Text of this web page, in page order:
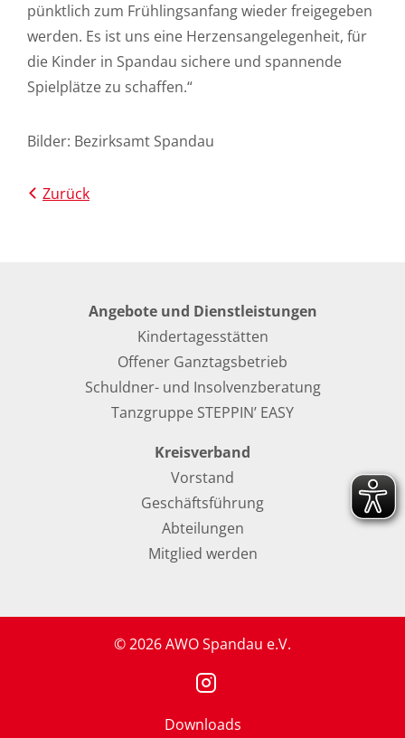
pünktlich zum Frühlingsanfang wieder freigegeben
werden. Es ist uns eine Herzensangelegenheit, für
die Kinder in Spandau sichere und spannende
Spielplätze zu schaffen.“
Bilder: Bezirksamt Spandau
Zurück
Angebote und Dienstleistungen
Kindertagesstätten
Offener Ganztagsbetrieb
Schuldner- und Insolvenzberatung
Tanzgruppe STEPPIN’ EASY
Kreisverband
Vorstand
Geschäftsführung
Abteilungen
Mitglied werden
© 2026 AWO Spandau e.V.
Downloads